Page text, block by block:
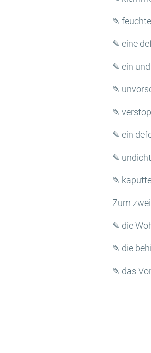
✎
✎ eine
✎ ein
✎
✎
✎ ein
✎
✎
Zum
✎ die
✎ die
✎ das